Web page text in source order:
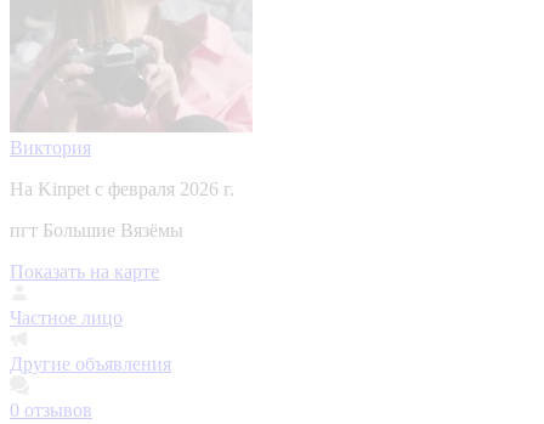
Виктория
На Kinpet c февраля 2026 г.
пгт Большие Вязёмы
Показать на карте
Частное лицо
Другие объявления
0 отзывов